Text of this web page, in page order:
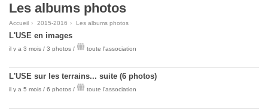
Les albums photos
Accueil › 2015-2016 › Les albums photos
L'USE en images
il y a 3 mois / 3 photos / toute l'association
L'USE sur les terrains... suite (6 photos)
il y a 5 mois / 6 photos / toute l'association